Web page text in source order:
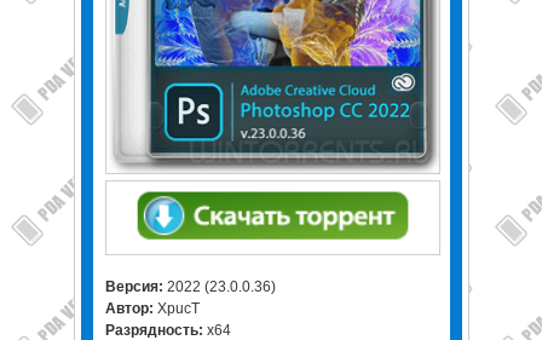
Версия: 2022 (23.0.0.36)
Автор: XpucT
Разрядность: x64